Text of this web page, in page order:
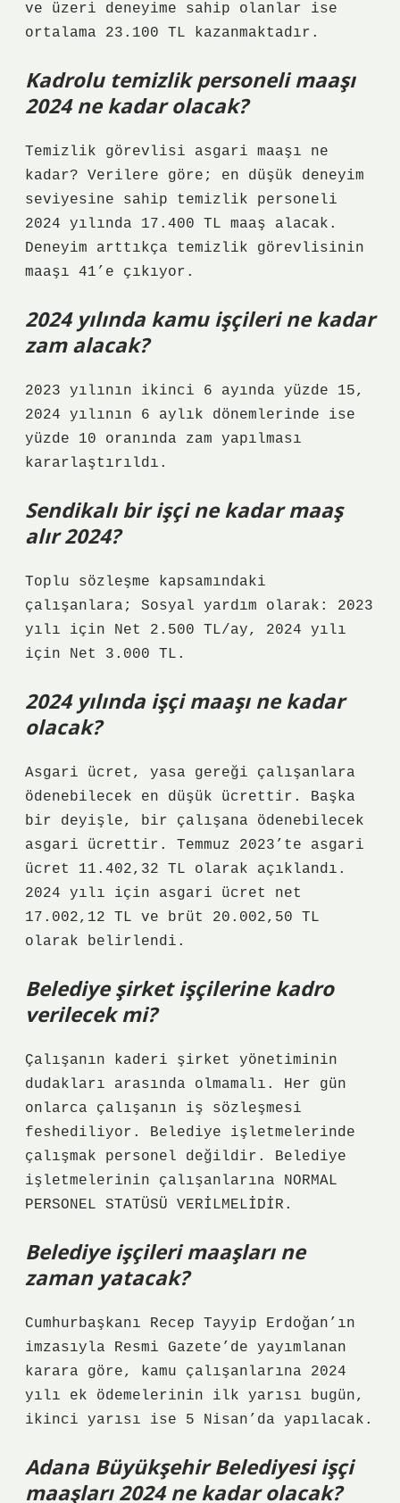
ve üzeri deneyime sahip olanlar ise
ortalama 23.100 TL kazanmaktadır.
Kadrolu temizlik personeli maaşı
2024 ne kadar olacak?
Temizlik görevlisi asgari maaşı ne
kadar? Verilere göre; en düşük deneyim
seviyesine sahip temizlik personeli
2024 yılında 17.400 TL maaş alacak.
Deneyim arttıkça temizlik görevlisinin
maaşı 41’e çıkıyor.
2024 yılında kamu işçileri ne kadar
zam alacak?
2023 yılının ikinci 6 ayında yüzde 15,
2024 yılının 6 aylık dönemlerinde ise
yüzde 10 oranında zam yapılması
kararlaştırıldı.
Sendikalı bir işçi ne kadar maaş
alır 2024?
Toplu sözleşme kapsamındaki
çalışanlara; Sosyal yardım olarak: 2023
yılı için Net 2.500 TL/ay, 2024 yılı
için Net 3.000 TL.
2024 yılında işçi maaşı ne kadar
olacak?
Asgari ücret, yasa gereği çalışanlara
ödenebilecek en düşük ücrettir. Başka
bir deyişle, bir çalışana ödenebilecek
asgari ücrettir. Temmuz 2023’te asgari
ücret 11.402,32 TL olarak açıklandı.
2024 yılı için asgari ücret net
17.002,12 TL ve brüt 20.002,50 TL
olarak belirlendi.
Belediye şirket işçilerine kadro
verilecek mi?
Çalışanın kaderi şirket yönetiminin
dudakları arasında olmamalı. Her gün
onlarca çalışanın iş sözleşmesi
feshediliyor. Belediye işletmelerinde
çalışmak personel değildir. Belediye
işletmelerinin çalışanlarına NORMAL
PERSONEL STATÜSÜ VERİLMELİDİR.
Belediye işçileri maaşları ne
zaman yatacak?
Cumhurbaşkanı Recep Tayyip Erdoğan’ın
imzasıyla Resmi Gazete’de yayımlanan
karara göre, kamu çalışanlarına 2024
yılı ek ödemelerinin ilk yarısı bugün,
ikinci yarısı ise 5 Nisan’da yapılacak.
Adana Büyükşehir Belediyesi işçi
maaşları 2024 ne kadar olacak?